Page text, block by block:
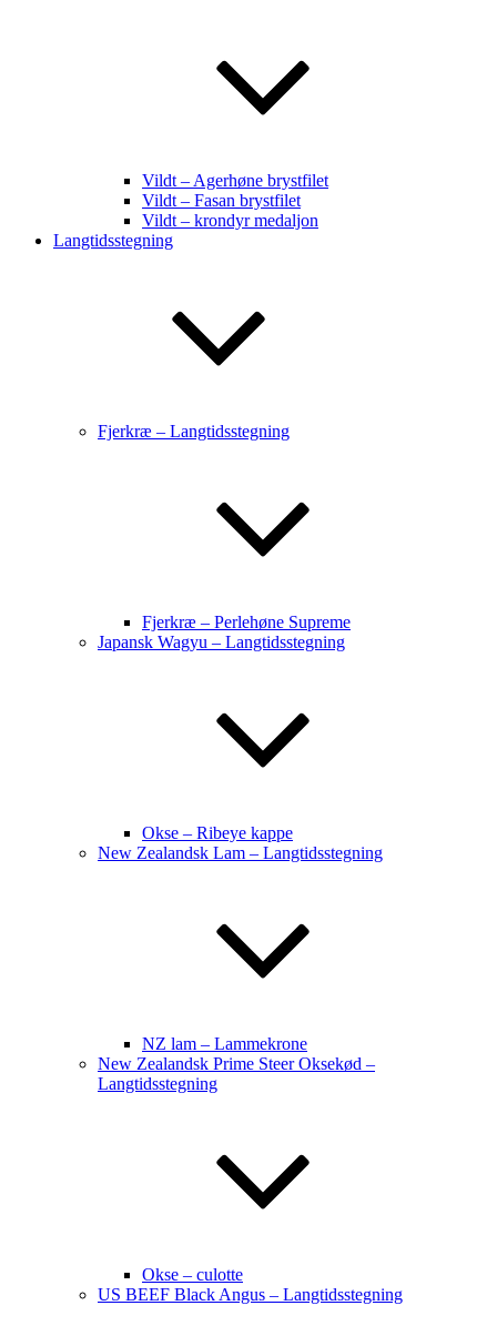
Vildt – Agerhøne brystfilet
Vildt – Fasan brystfilet
Vildt – krondyr medaljon
Langtidsstegning
Fjerkræ – Langtidsstegning
Fjerkræ – Perlehøne Supreme
Japansk Wagyu – Langtidsstegning
Okse – Ribeye kappe
New Zealandsk Lam – Langtidsstegning
NZ lam – Lammekrone
New Zealandsk Prime Steer Oksekød –
Langtidsstegning
Okse – culotte
US BEEF Black Angus – Langtidsstegning